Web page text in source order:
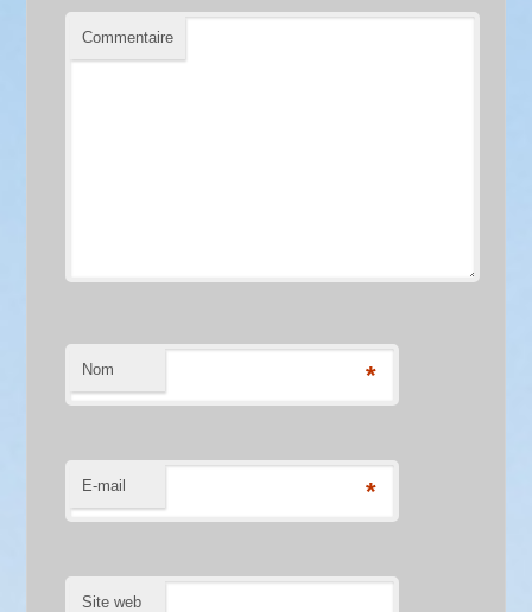
Commentaire
Nom *
E-mail *
Site web